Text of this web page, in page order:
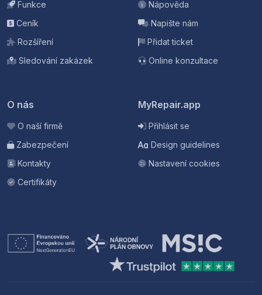
Funkce
Ceník
Rozšíření
Sledování zakázek
Nápověda
Napište nám
Přidat ticket
Online konzultace
O nás
O naší firmě
Zabezpečení
Kontakty
Certifikáty
MyRepair.app
Přihlásit se
Design guidelines
Nastavení cookies